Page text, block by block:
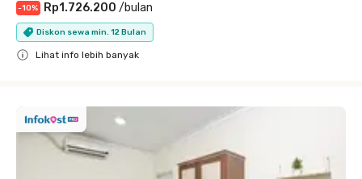
-10% Rp1.726.200 /bulan
Diskon sewa min. 12 Bulan
Lihat info lebih banyak